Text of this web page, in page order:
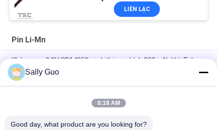
LIÊN LẠC
Pin Li-Mn
Không sạc 3.0V CR14250 pin Lithium chính 800mAh Với Tabs
Ứng dụng cho nhà thông minh
Pin Smart Home 3000mAh 3.0V CR17505 Li-MnO2
CR14505 AA Li-Mno2 Pin 1600mAh 3.0V Pin Lithium Chính Pin
Sally Guo
8:18 AM
Good day, what product are you looking for?